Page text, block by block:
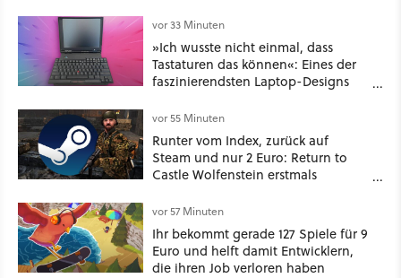
vor 33 Minuten
»Ich wusste nicht einmal, dass
Tastaturen das können«: Eines der
faszinierendsten Laptop-Designs
vor 55 Minuten
Runter vom Index, zurück auf
Steam und nur 2 Euro: Return to
Castle Wolfenstein erstmals
Markt
vor 57 Minuten
Ihr bekommt gerade 127 Spiele für 9
Euro und helft damit Entwicklern,
die ihren Job verloren haben